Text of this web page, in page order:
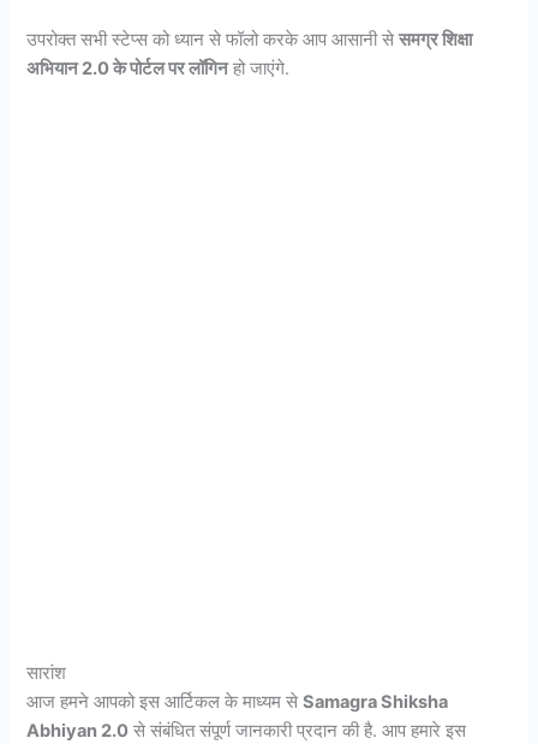
उपरोक्त सभी स्टेप्स को ध्यान से फॉलो करके आप आसानी सेसमग्र शिक्षा
अभियान 2.0 के पोर्टल पर लॉगिनहो जाएंगे.
सारांश
आज हमने आपको इस आर्टिकल के माध्यम सेSamagra Shiksha
Abhiyan 2.0 से संबंधित संपूर्ण जानकारी प्रदान की है. आप हमारे इस